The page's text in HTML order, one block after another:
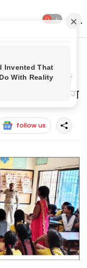
मिशन शक्ति में
ने दी जानकारी
में बालिकाओं
कल्याण विभाग
follow us